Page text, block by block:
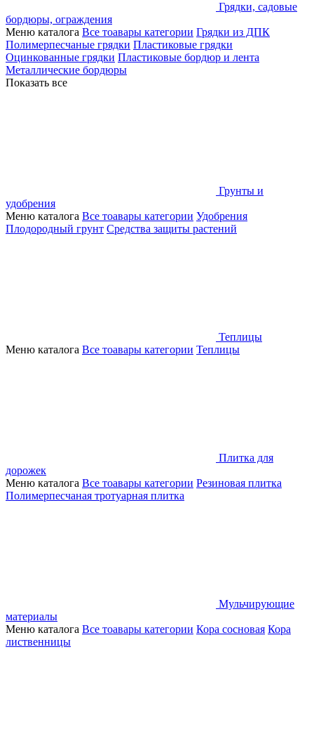
Грядки, садовые
бордюры, ограждения
Меню каталога Все тоавары категории Грядки из ДПК
Полимерпесчаные грядки Пластиковые грядки
Оцинкованные грядки Пластиковые бордюр и лента
Металлические бордюры
Показать все
Грунты и
удобрения
Меню каталога Все тоавары категории Удобрения
Плодородный грунт Средства защиты растений
Теплицы
Меню каталога Все тоавары категории Теплицы
Плитка для
дорожек
Меню каталога Все тоавары категории Резиновая плитка
Полимерпесчаная тротуарная плитка
Мульчирующие
материалы
Меню каталога Все тоавары категории Кора сосновая Кора
лиственницы